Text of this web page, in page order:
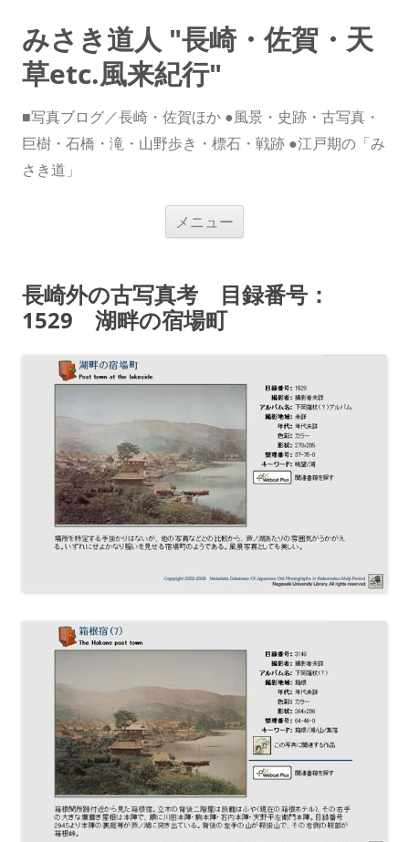
みさき道人 "長崎・佐賀・天
草etc.風来紀行"
■写真ブログ／長崎・佐賀ほか ●風景・史跡・古写真・
巨樹・石橋・滝・山野歩き・標石・戦跡 ●江戸期の「み
さき道」
メニュー
ス
キ
長崎外の古写真考 目録番号：
1529 湖畔の宿場町